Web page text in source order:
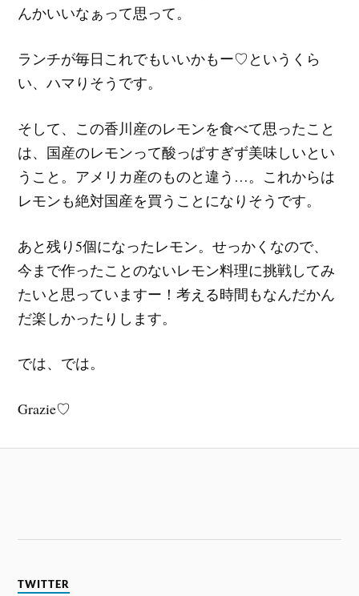
んかいいなぁって思って。
ランチが毎日これでもいいかもー♡というくら
い、ハマりそうです。
そして、この香川産のレモンを食べて思ったこと
は、国産のレモンって酸っぱすぎず美味しいとい
うこと。アメリカ産のものと違う…。これからは
レモンも絶対国産を買うことになりそうです。
あと残り5個になったレモン。せっかくなので、
今まで作ったことのないレモン料理に挑戦してみ
たいと思っていますー！考える時間もなんだかん
だ楽しかったりします。
では、では。
Grazie♡
TWITTER